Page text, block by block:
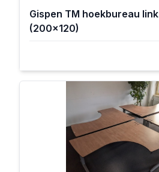
Gispen TM hoekbureau
(200x120)